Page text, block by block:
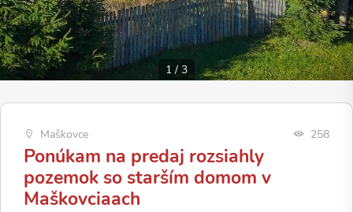
1 / 3
Maškovce 258
Ponúkam na predaj rozsiahly
pozemok so starším domom v
Maškovciaach